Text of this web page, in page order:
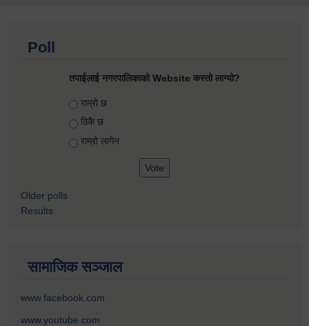
Poll
तपाईलाई नगरपालिकाको Website कस्तो लाग्यो?
Choices
राम्रो छ
ठिकै छ
राम्रो लागेन
Older polls
Results
सामाजिक सञ्जाल
www.facebook.com
www.youtube.com